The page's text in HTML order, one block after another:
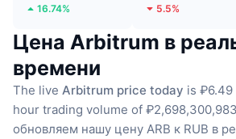
16.74% 5.5%
Цена Arbitrum в
времени
The live Arbitrum price today is ₽6.49
hour trading volume of
обновляем нашу цену ARB к RUB в